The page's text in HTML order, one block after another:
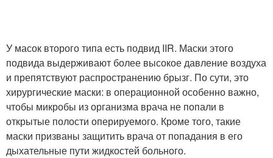
У масок второго типа есть подвид IIR. Маски этого
подвида выдерживают более высокое давление воздуха
и препятствуют распространению брызг. По сути, это
хирургические маски: в операционной особенно важно,
чтобы микробы из организма врача не попали в
открытые полости оперируемого. Кроме того, такие
маски призваны защитить врача от попадания в его
дыхательные пути жидкостей больного.